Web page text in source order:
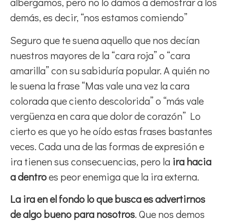
demás, es decir, “nos estamos comiendo”
Seguro que te suena aquello que nos decían
nuestros mayores de la “cara roja” o “cara
amarilla” con su sabiduría popular. A quién no
le suena la frase “Mas vale una vez la cara
colorada que ciento descolorida” o “más vale
vergüenza en cara que dolor de corazón” Lo
cierto es que yo he oído estas frases bastantes
veces. Cada una de las formas de expresión e
ira tienen sus consecuencias, pero la ira hacia
a dentroes peor enemiga que la ira externa.
La ira en el fondo lo que busca es advertirnos
de algo bueno para nosotros. Que nos demos